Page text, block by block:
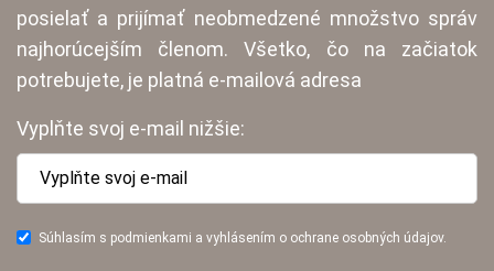
posielať a prijímať neobmedzené množstvo správ
najhorúcejším členom. Všetko, čo na začiatok
potrebujete, je platná e-mailová adresa
Vyplňte svoj e-mail nižšie:
Súhlasím s podmienkami a vyhlásením o ochrane osobných údajov.